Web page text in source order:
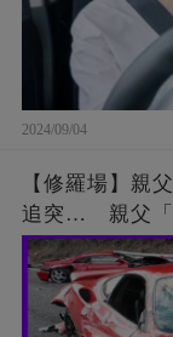
2024/09/04
【修羅場】親
追突… 親父「
運転手「･･･
よう』結果が…